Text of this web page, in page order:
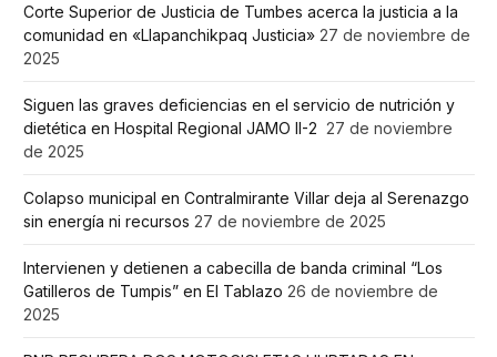
Corte Superior de Justicia de Tumbes acerca la justicia a la
comunidad en «Llapanchikpaq Justicia» 27 de noviembre de
2025
Siguen las graves deficiencias en el servicio de nutrición y
dietética en Hospital Regional JAMO II-2 27 de noviembre
de 2025
Colapso municipal en Contralmirante Villar deja al Serenazgo
sin energía ni recursos 27 de noviembre de 2025
Intervienen y detienen a cabecilla de banda criminal “Los
Gatilleros de Tumpis” en El Tablazo 26 de noviembre de
2025